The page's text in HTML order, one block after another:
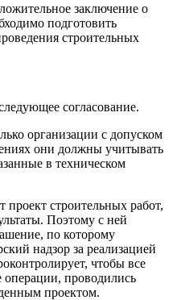
заключение о
подготовить
строительных
согласование.
организации с допуском
они должны учитывать
в техническом
проект строительных работ,
Поэтому с ней
по которому
надзор за реализацией
чтобы все
операции, проводились
проектом.